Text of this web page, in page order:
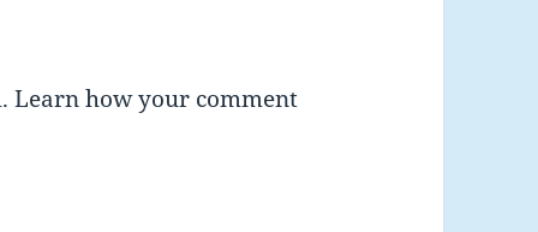
Learn how your comment